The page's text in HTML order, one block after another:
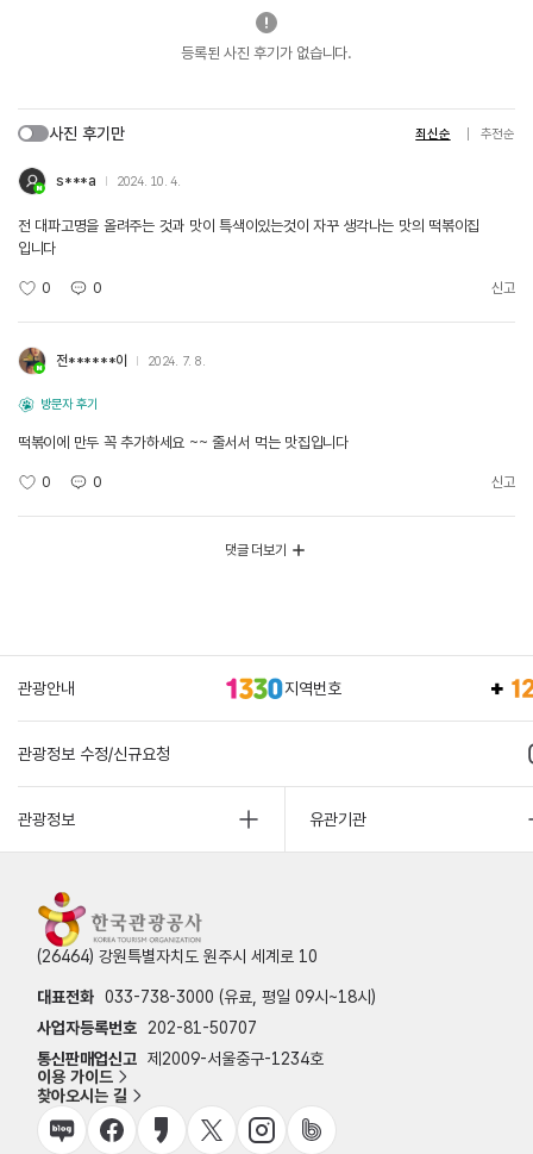
등록된 사진 후기가 없습니다.
사진 후기만 최신순 추천순
s***a 2024. 10. 4.
전 대파고명을 올려주는 것과 맛이 특색이있는것이 자꾸 생각나는 맛의 떡볶이집
입니다
0 0 신고
전******이 2024. 7. 8.
방문자 후기
떡볶이에 만두 꼭 추가하세요 ~~ 줄서서 먹는 맛집입니다
0 0 신고
댓글 더보기
관광안내 지역번호
관광정보 수정/신규요청
관광정보 유관기관
(26464) 강원특별자치도 원주시 세계로 10
대표전화 033-738-3000 (유료, 평일 09시~18시)
사업자등록번호
202-81-50707
통신판매업신고 제2009-서울중구-1234호
이용 가이드
찾아오시는 길